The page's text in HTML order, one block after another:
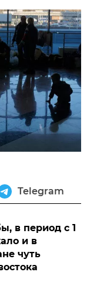
Telegram
в период с 1
и в
чуть